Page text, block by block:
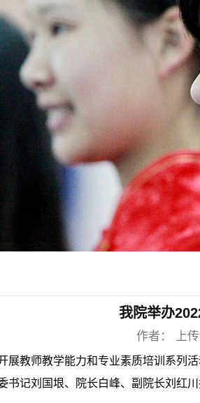
我院举办
作者： 上
展教师教学能力和专业素质培训系列
书记刘国垠、院长白峰、副院长刘红